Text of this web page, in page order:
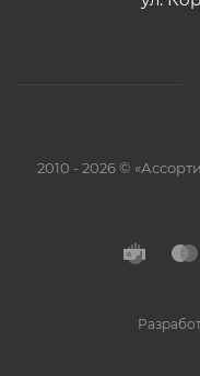
2010 - 2026 ©